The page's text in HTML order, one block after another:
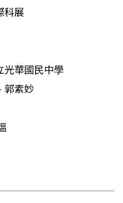
科展
光華國民中學
郭素妙